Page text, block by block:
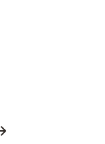
Next slide